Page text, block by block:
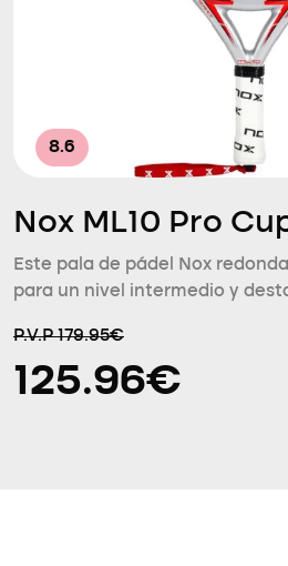
8.6
Nox ML10 Pro
Este pala de pádel Nox
para un nivel intermedio y
P.V.P 179.95€
125.96€